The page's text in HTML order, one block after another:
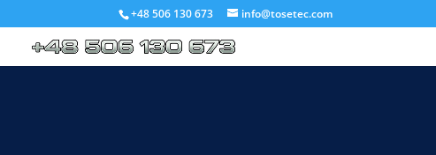
+48 506 130 673 info@tosetec.com